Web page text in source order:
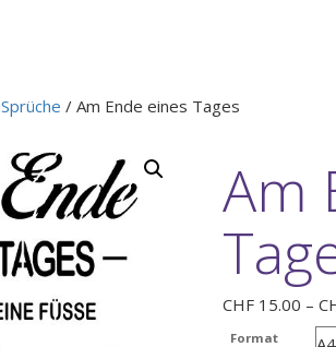
Sprüche / Am Ende eines Tages
Am
CHF 15.00 –
Format